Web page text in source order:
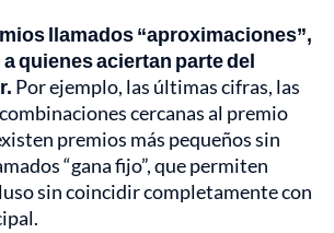
llamados “aproximaciones”,
quienes aciertan parte del
Por ejemplo, las últimas cifras, las
cercanas al premio
premios más pequeños sin
“gana fijo”, que permiten
sin coincidir completamente con